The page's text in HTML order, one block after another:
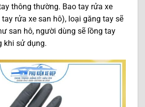
thông thường. Bao tay rửa xe
rửa xe san hô), loại găng tay sẽ
san hô, người dùng sẽ lồng tay
khi sử dụng.